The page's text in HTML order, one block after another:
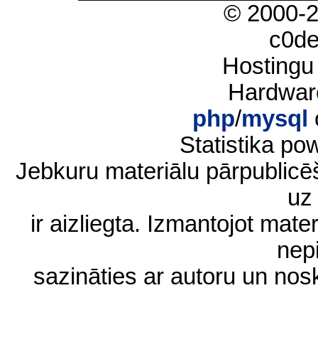
© 2000-
php/mysql
Statistika
Jebkuru materiālu
ir aizliegta. Izmantojot
sazināties ar autoru un